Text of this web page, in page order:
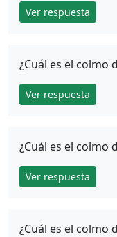
Ver respuesta
¿Cuál es el colmo
Ver respuesta
¿Cuál es el colmo
Ver respuesta
¿Cuál es el colmo